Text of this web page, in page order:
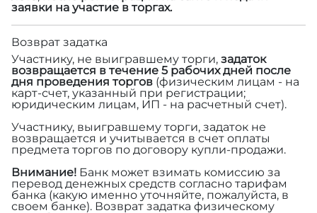
заявки на участие в торгах.
Возврат задатка
Участнику, не выигравшему торги, задаток
возвращается в течение 5 рабочих дней после
дня проведения торгов (физическим лицам - на
карт-счет, указанный при регистрации;
юридическим лицам, ИП - на расчетный счет).
Участнику, выигравшему торги, задаток не
возвращается и учитывается в счет оплаты
предмета торгов по договору купли-продажи.
Внимание! Банк может взимать комиссию за
перевод денежных средств согласно тарифам
банка (какую именно уточняйте, пожалуйста, в
своем банке). Возврат задатка физическому